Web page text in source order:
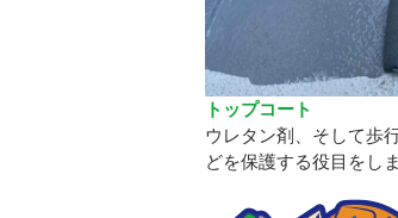
トップコート
ウレタン剤、そして歩
どを保護する役目をし